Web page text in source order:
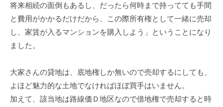
将来相続の面倒もあるし、だったら何時まで持ってても手間
と費用がかかるだけだから、この際所有権として一緒に売却
し、家賃が入るマンションを購入しよう」ということになり
ました。
大家さんの貸地は、底地権しか無いので売却するにしても、
よほど魅力的な土地でなければほぼ買手はいません。
加えて、該当地は路線価Ｄ地区なので借地権で売却すると時